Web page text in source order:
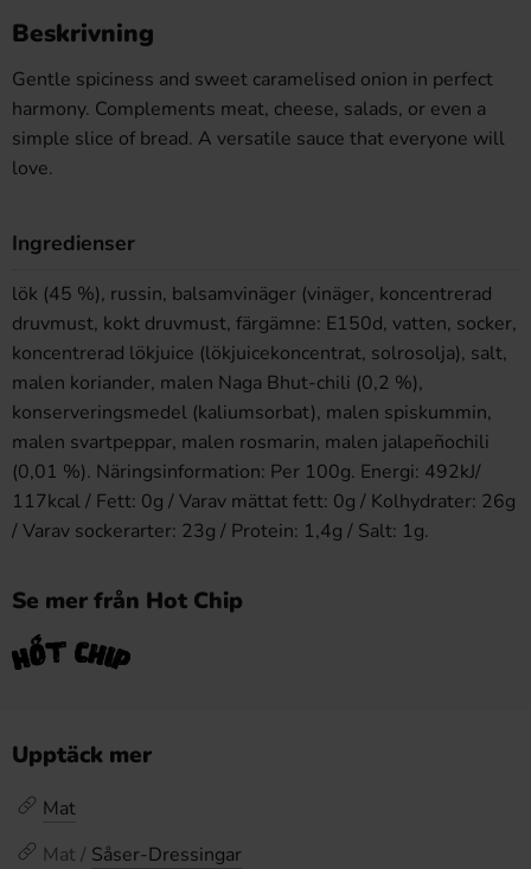
Beskrivning
Gentle spiciness and sweet caramelised onion in perfect
harmony. Complements meat, cheese, salads, or even a
simple slice of bread. A versatile sauce that everyone will
love.
Ingredienser
lök (45 %), russin, balsamvinäger (vinäger, koncentrerad
druvmust, kokt druvmust, färgämne: E150d, vatten, socker,
koncentrerad lökjuice (lökjuicekoncentrat, solrosolja), salt,
malen koriander, malen Naga Bhut-chili (0,2 %),
konserveringsmedel (kaliumsorbat), malen spiskummin,
malen svartpeppar, malen rosmarin, malen jalapeñochili
(0,01 %). Näringsinformation: Per 100g. Energi: 492kJ/
117kcal / Fett: 0g / Varav mättat fett: 0g / Kolhydrater: 26g
/ Varav sockerarter: 23g / Protein: 1,4g / Salt: 1g.
Se mer från Hot Chip
Upptäck mer
Mat
Mat / Såser-Dressingar